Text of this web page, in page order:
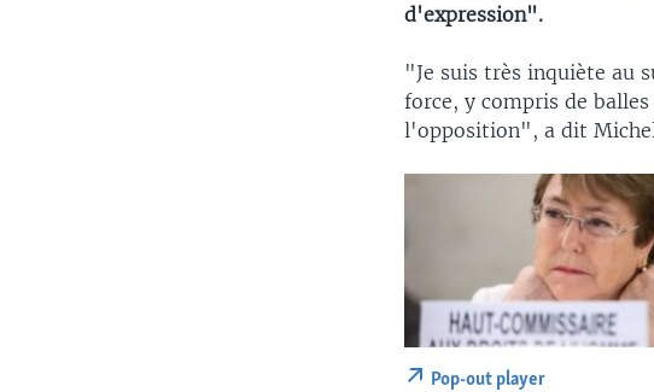
d'expression".
"Je suis très inquiète au
force, y compris de
l'opposition", a dit
Pop-out player